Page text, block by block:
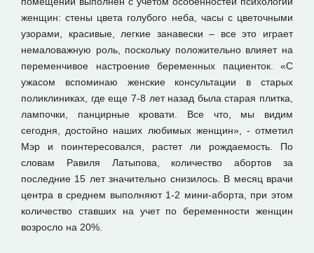
женщин: стены цвета голубого неба, часы с цветочными
узорами, красивые, легкие занавески – все это играет
немаловажную роль, поскольку положительно влияет на
переменчивое настроение беременных пациенток. «С
ужасом вспоминаю женские консультации в старых
поликлиниках, где еще 7-8 лет назад была старая плитка,
лампочки, панцирные кровати. Все что, мы видим
сегодня, достойно наших любимых женщин», - отметил
Мэр и поинтересовался, растет ли рождаемость. По
словам Равиля Латыпова, количество абортов за
последние 15 лет значительно снизилось. В месяц врачи
центра в среднем выполняют 1-2 мини-аборта, при этом
количество ставших на учет по беременности женщин
возросло на 20%.